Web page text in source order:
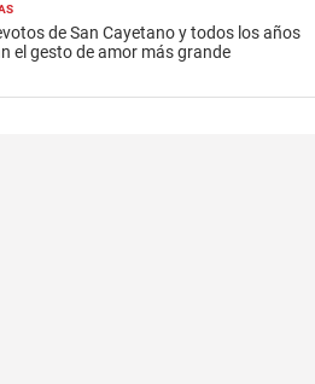
de San Cayetano y todos los años
el gesto de amor más grande